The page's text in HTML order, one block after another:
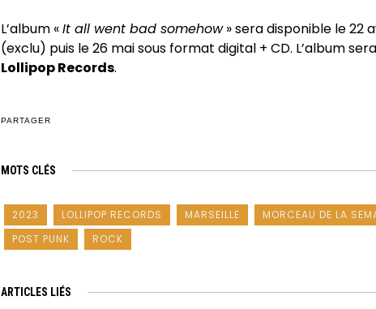
L’album «It all went bad somehow» sera disponible le 22
(exclu) puis le 26 mai sous format digital + CD. L’album
Lollipop Records.
PARTAGER
MOTS CLÉS
2023 LOLLIPOP RECORDS MARSEILLE MORCEAU DE LA
POST PUNK
ROCK
ARTICLES LIÉS